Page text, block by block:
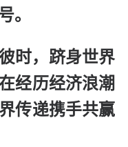
。
时，跻身世界
经历经济浪潮
传递携手共赢